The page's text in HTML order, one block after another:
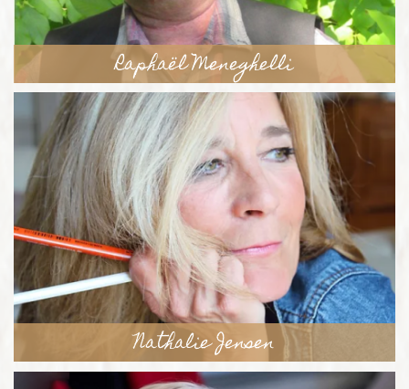
Raphaël Meneghelli
Nathalie Jensen